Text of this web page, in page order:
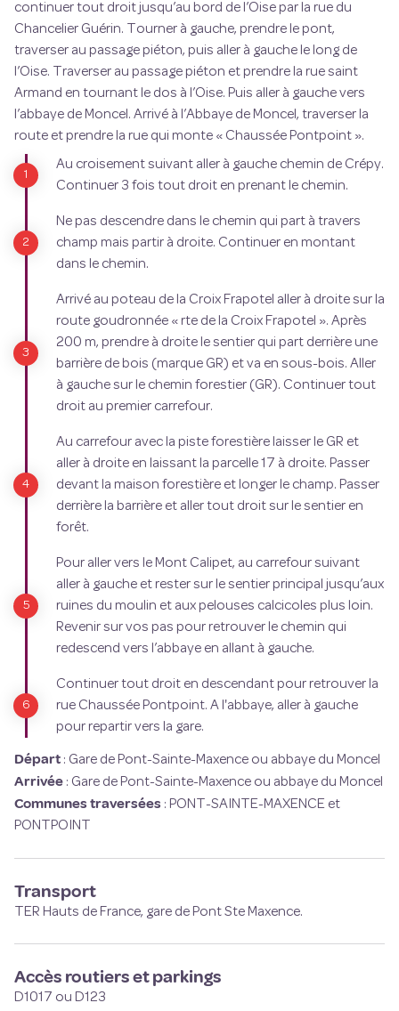
continuer tout droit jusqu’au bord de l’Oise par la rue du
Chancelier Guérin. Tourner à gauche, prendre le pont,
traverser au passage piéton, puis aller à gauche le long de
l’Oise. Traverser au passage piéton et prendre la rue saint
Armand en tournant le dos à l’Oise. Puis aller à gauche vers
l’abbaye de Moncel. Arrivé à l’Abbaye de Moncel, traverser la
route et prendre la rue qui monte « Chaussée Pontpoint ».
Au croisement suivant aller à gauche chemin de Crépy.
Continuer 3 fois tout droit en prenant le chemin.
Ne pas descendre dans le chemin qui part à travers
champ mais partir à droite. Continuer en montant
dans le chemin.
Arrivé au poteau de la Croix Frapotel aller à droite sur la
route goudronnée « rte de la Croix Frapotel ». Après
200 m, prendre à droite le sentier qui part derrière une
barrière de bois (marque GR) et va en sous-bois. Aller
à gauche sur le chemin forestier (GR). Continuer tout
droit au premier carrefour.
Au carrefour avec la piste forestière laisser le GR et
aller à droite en laissant la parcelle 17 à droite. Passer
devant la maison forestière et longer le champ. Passer
derrière la barrière et aller tout droit sur le sentier en
forêt.
Pour aller vers le Mont Calipet, au carrefour suivant
aller à gauche et rester sur le sentier principal jusqu’aux
ruines du moulin et aux pelouses calcicoles plus loin.
Revenir sur vos pas pour retrouver le chemin qui
redescend vers l’abbaye en allant à gauche.
Continuer tout droit en descendant pour retrouver la
rue Chaussée Pontpoint. A l'abbaye, aller à gauche
pour repartir vers la gare.
Départ : Gare de Pont-Sainte-Maxence ou abbaye du Moncel
Arrivée : Gare de Pont-Sainte-Maxence ou abbaye du Moncel
Communes traversées : PONT-SAINTE-MAXENCE et
PONTPOINT
Transport
TER Hauts de France, gare de Pont Ste Maxence.
Accès routiers et parkings
D1017 ou D123